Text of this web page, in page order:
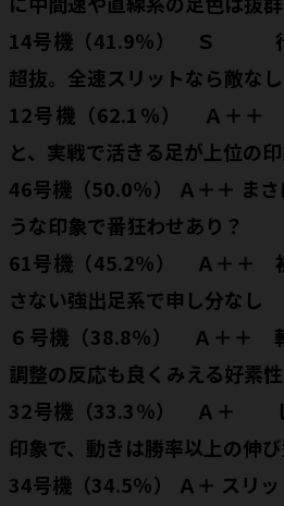
14号機（41.9％） Ｓ 行
超抜。全速スリットなら敵なし
12号機（62.1％） Ａ＋＋
と、実戦で活きる足が上位の
46号機（50.0％） Ａ＋＋ ま
うな印象で番狂わせあり？
61号機（45.2％） Ａ＋＋
さない強出足系で申し分なし
６号機（38.8％） Ａ＋＋
調整の反応も良くみえる好素
32号機（33.3％） Ａ＋ し
印象で、動きは勝率以上の伸
34号機（34.5％） Ａ＋ スリ